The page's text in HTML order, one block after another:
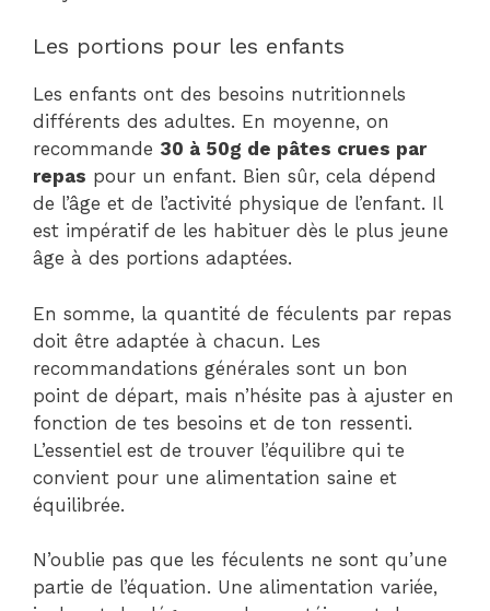
Les portions pour les enfants
Les enfants ont des besoins nutritionnels
différents des adultes. En moyenne, on
recommande 30 à 50g de pâtes crues par
repas pour un enfant. Bien sûr, cela dépend
de l’âge et de l’activité physique de l’enfant. Il
est impératif de les habituer dès le plus jeune
âge à des portions adaptées.
En somme, la quantité de féculents par repas
doit être adaptée à chacun. Les
recommandations générales sont un bon
point de départ, mais n’hésite pas à ajuster en
fonction de tes besoins et de ton ressenti.
L’essentiel est de trouver l’équilibre qui te
convient pour une alimentation saine et
équilibrée.
N’oublie pas que les féculents ne sont qu’une
partie de l’équation. Une alimentation variée,